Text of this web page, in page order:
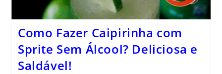
Como Fazer Caipirinha com
Sprite Sem Álcool? Deliciosa e
Saldável!